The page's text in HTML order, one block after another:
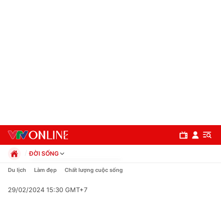
ĐỜI SỐNG
Chính trị
Pháp luật
Du lịch Làm đẹp Chất lượng cuộc sống
29/02/2024 15:30 GMT+7